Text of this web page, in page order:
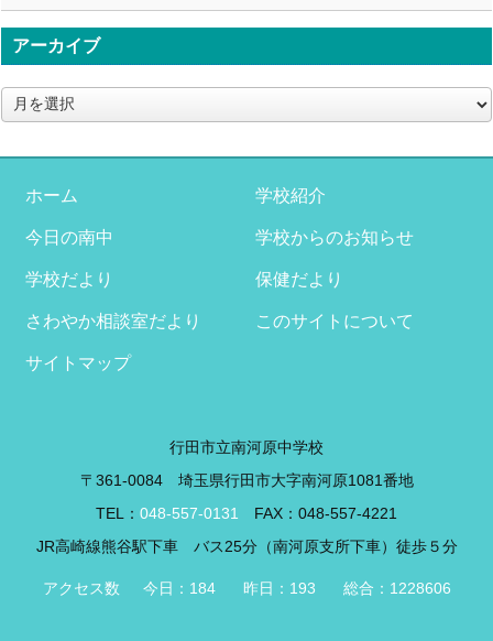
アーカイブ
ア
ー
イ
ホーム 学校紹介
今日の南中 学校からのお知らせ
学校だより 保健だより
さわやか相談室だより このサイトについて
サイトマップ
行田市立南河原中学校
〒361-0084 埼玉県行田市大字南河原1081番地
TEL： 048-557-0131
FAX：048-557-4221
JR高崎線熊谷駅下車 バス25分（南河原支所下車）徒歩５分